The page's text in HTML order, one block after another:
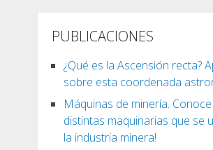
PUBLICACIONES
¿Qué es la Ascensión recta?
sobre esta coordenada
Máquinas de minería.
distintas maquinarias que se
la industria minera!